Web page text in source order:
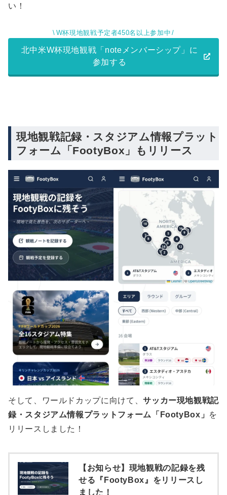
い！
W杯現地観戦予定者450名以上参加中
北中米W杯現地観戦「noteメンバーシップ」に
参加する
現地観戦記録・スタジアム情報プラット
フォーム「FootyBox」もリリース
そして、ワールドカップに向けて、サッカー現地観戦記
録・スタジアム情報プラットフォーム「FootyBox」
を
リリースしました！
【お知らせ】現地観戦の記録を残
せる『FootyBox』をリリースし
ました！